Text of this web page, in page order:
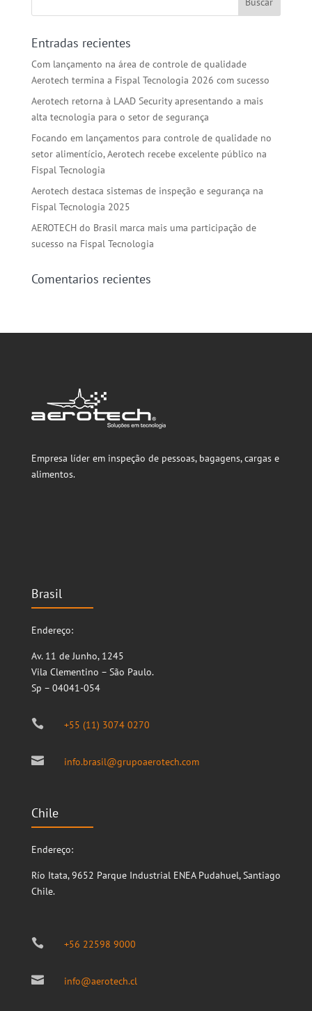
Entradas recientes
Com lançamento na área de controle de qualidade
Aerotech termina a Fispal Tecnologia 2026 com sucesso
Aerotech retorna à LAAD Security apresentando a mais
alta tecnologia para o setor de segurança
Focando em lançamentos para controle de qualidade no
setor alimentício, Aerotech recebe excelente público na
Fispal Tecnologia
Aerotech destaca sistemas de inspeção e segurança na
Fispal Tecnologia 2025
AEROTECH do Brasil marca mais uma participação de
sucesso na Fispal Tecnologia
Comentarios recientes
Empresa líder em inspeção de pessoas, bagagens, cargas e
alimentos.
Brasil
Endereço:
Av. 11 de Junho, 1245
Vila Clementino – São Paulo.
Sp – 04041-054
 +55 (11) 3074 0270
 info.brasil@grupoaerotech.com
Chile
Endereço:
Río Itata, 9652 Parque Industrial ENEA Pudahuel, Santiago
Chile.
 +56 22598 9000
 info@aerotech.cl